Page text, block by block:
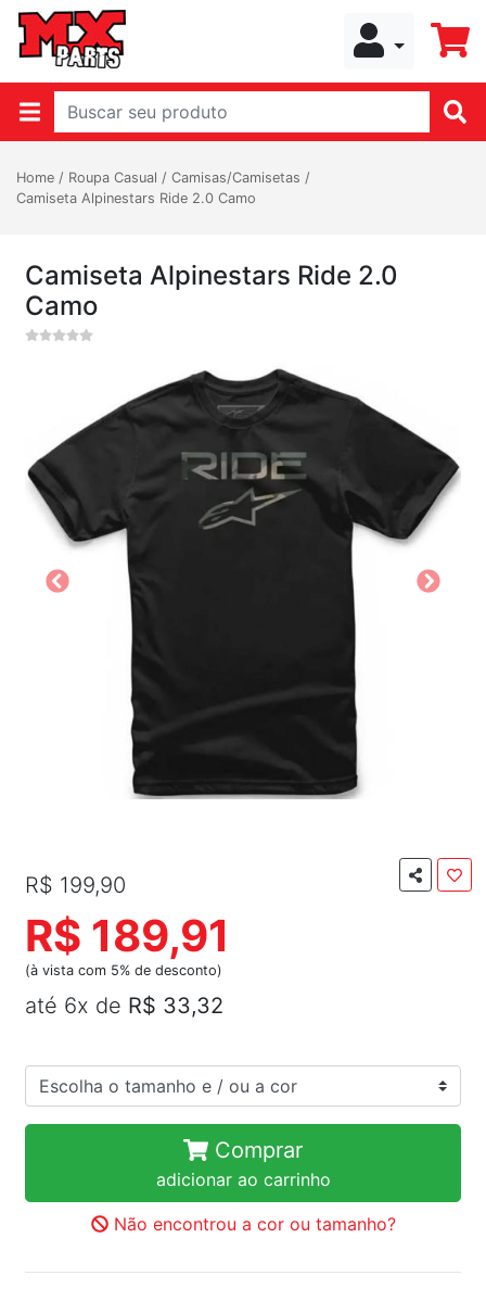
Home / Roupa Casual / Camisas/Camisetas /
Camiseta Alpinestars Ride 2.0 Camo
Camiseta Alpinestars Ride 2.0
Camo
R$ 199,90
R$ 189,91
(à vista com 5% de desconto)
até 6x de R$ 33,32
Comprar
adicionar ao carrinho
Não encontrou a cor ou tamanho?